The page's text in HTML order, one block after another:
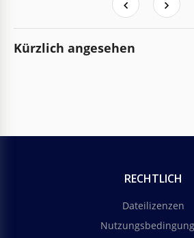
Kürzlich angesehen
RECHTLICH
Dateilizenzen